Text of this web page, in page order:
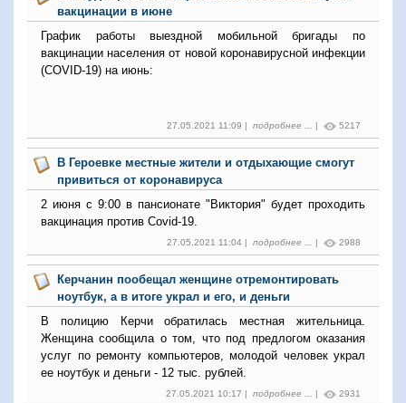
вакцинации в июне
График работы выездной мобильной бригады по
вакцинации населения от новой коронавирусной инфекции
(COVID-19) на июнь:
27.05.2021 11:09 | подробнее ... | 5217
В Героевке местные жители и отдыхающие смогут
привиться от коронавируса
2 июня с 9:00 в пансионате "Виктория" будет проходить
вакцинация против Covid-19.
27.05.2021 11:04 | подробнее ... | 2988
Керчанин пообещал женщине отремонтировать
ноутбук, а в итоге украл и его, и деньги
В полицию Керчи обратилась местная жительница.
Женщина сообщила о том, что под предлогом оказания
услуг по ремонту компьютеров, молодой человек украл
ее ноутбук и деньги - 12 тыс. рублей.
27.05.2021 10:17 | подробнее ... | 2931